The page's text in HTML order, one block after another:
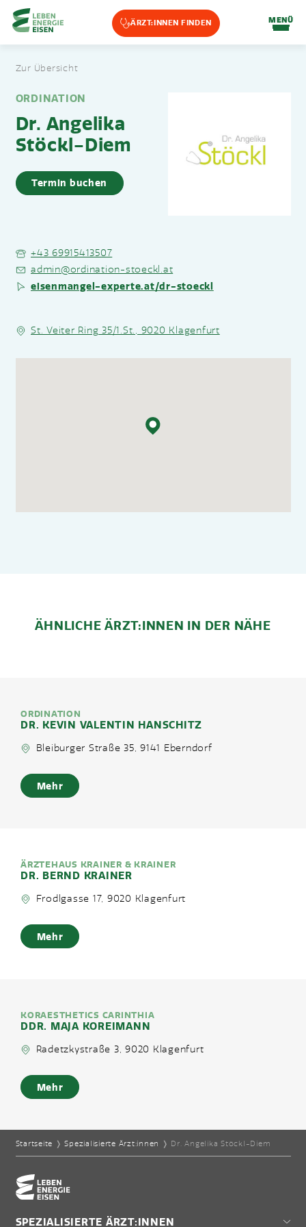
Zum Hauptinhalt springen
MENÜ
ÄRZT:INNEN FINDEN
Home-Eisencheck
Zur Übersicht
ORDINATION
Dr. Angelika
Stöckl-Diem
Termin buchen
+43 69915413507
admin@ordination-stoeckl.at
eisenmangel-experte.at/dr-stoeckl
St. Veiter Ring 35/1.St., 9020 Klagenfurt
ÄHNLICHE ÄRZT:INNEN IN DER NÄHE
ORDINATION
DR. KEVIN VALENTIN HANSCHITZ
Bleiburger Straße 35, 9141 Eberndorf
Mehr
ÄRZTEHAUS KRAINER & KRAINER
DR. BERND KRAINER
Frodlgasse 17, 9020 Klagenfurt
Mehr
KORAESTHETICS CARINTHIA
DDR. MAJA KOREIMANN
Radetzkystraße 3, 9020 Klagenfurt
Mehr
Startseite ❭Spezialisierte Ärzt:innen ❭ Dr. Angelika Stöckl-Diem
Home-Eisencheck
SPEZIALISIERTE ÄRZT:INNEN